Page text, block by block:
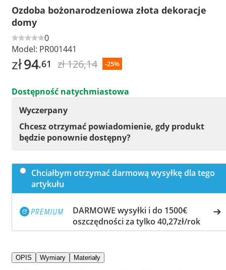
Ozdoba bożonarodzeniowa złota dekoracje
domy
0
Model: PR001441
zł94,61 zł 126,14 -25%
Dostępność natychmiastowa
Wyczerpany
Chcesz otrzymać powiadomienie, gdy produkt
będzie ponownie dostępny?
Chciałbym otrzymać darmową wysyłkę dla tego
artykułu
DARMOWE wysyłki i do 1500€
oszczędności za tylko 40,27zł/rok
OPIS Wymiary Materiały